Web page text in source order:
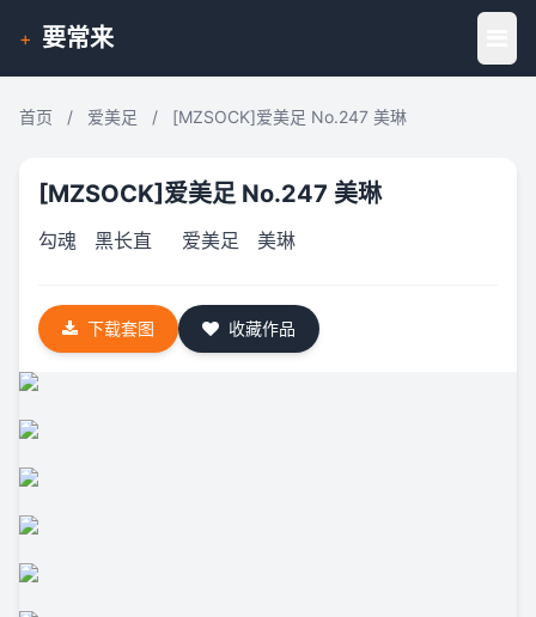
+ 要常来
首页 / 爱美足 / [MZSOCK]爱美足 No.247 美琳
[MZSOCK]爱美足 No.247 美琳
勾魂 黑长直 爱美足 美琳
下载套图 收藏作品